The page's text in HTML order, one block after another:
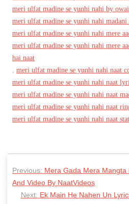
meri ulfat madine se yunhi nahi by
meri ulfat madine se yunhi nahi madani
meri ulfat madine se yunhi nahi mere
meri ulfat madine se yunhi nahi mere
hai naat
,meri ulfat madine se yunhi nahi naat
meri ulfat madine se yunhi nahi naat
meri ulfat madine se yunhi nahi naat
meri ulfat madine se yunhi nahi naat
meri ulfat madine se yunhi nahi naat
o
Previous: Mera Gada Mera Mangta
And Video By NaatVideos
Next: Ek Main He Nahen Un